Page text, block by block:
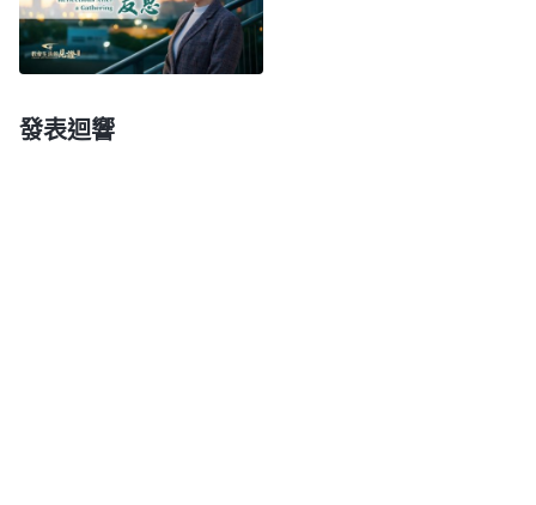
别人教唆，天生就會。這麽小就能編造謊言欺騙人，
那他的説謊能是一時的過犯嗎？絶對不是，説明他的
哪？從小就説謊，常常説謊，一件很簡單的事、没必
發表迴響